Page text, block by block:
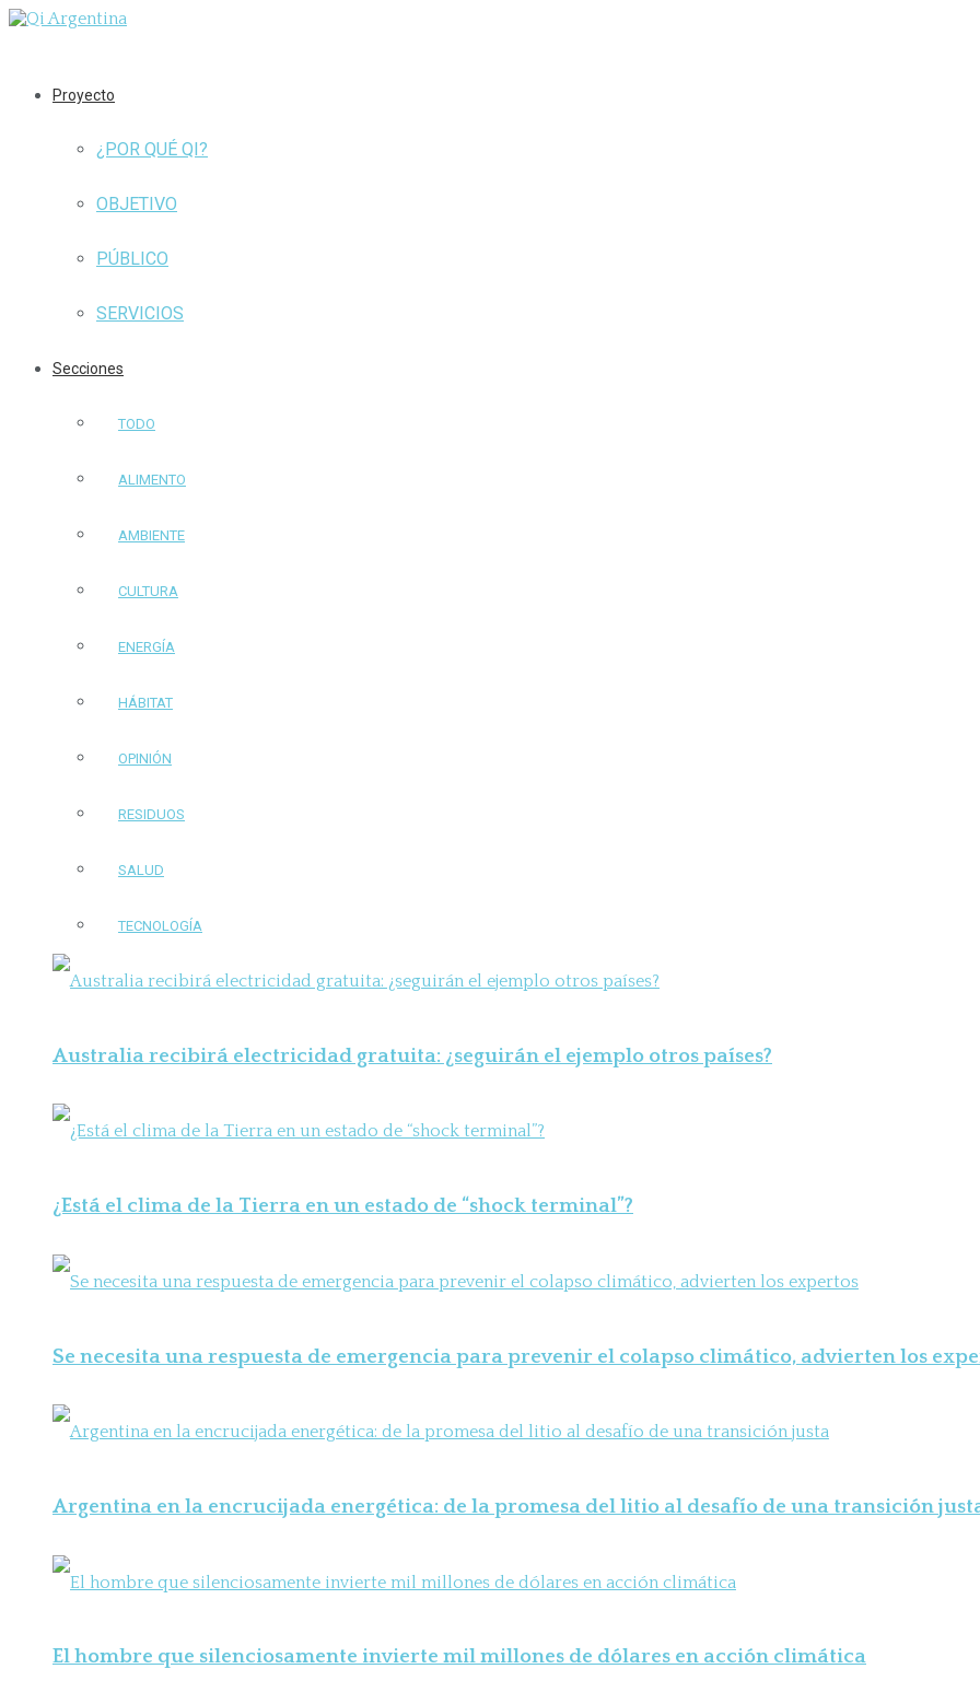
Proyecto
¿POR QUÉ QI?
OBJETIVO
PÚBLICO
SERVICIOS
Secciones
TODO
ALIMENTO
AMBIENTE
CULTURA
ENERGÍA
HÁBITAT
OPINIÓN
RESIDUOS
SALUD
TECNOLOGÍA
Australia recibirá electricidad gratuita: ¿seguirán el ejemplo otros países?
¿Está el clima de la Tierra en un estado de “shock terminal”?
Se necesita una respuesta de emergencia para prevenir el colapso climático, advierten los
Argentina en la encrucijada energética: de la promesa del litio al desafío de una transición
El hombre que silenciosamente invierte mil millones de dólares en acción climática